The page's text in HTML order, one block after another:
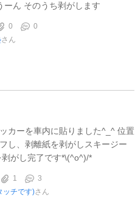
ーん そのうち剥がします
0
0
さん
カーを車内に貼りました^_^ 位置
し、剥離紙を剥がしスキージー
がし完了です*\(^o^)/*
1
3
ッチです)さん